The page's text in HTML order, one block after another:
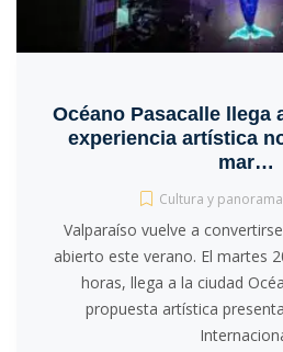
Océano Pasacalle llega
experiencia artística
mar…
Cultura y
Valparaíso vuelve a
abierto este verano. El martes
horas, llega a la ciudad
propuesta artística